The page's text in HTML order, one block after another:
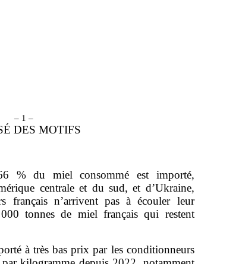
– 1 –
DES MOTIFS
% du miel consommé est importé,
centrale et du sud, et d’Ukraine,
français n’arrivent pas à écouler leur
tonnes de miel français qui restent
à très bas prix par les conditionneurs